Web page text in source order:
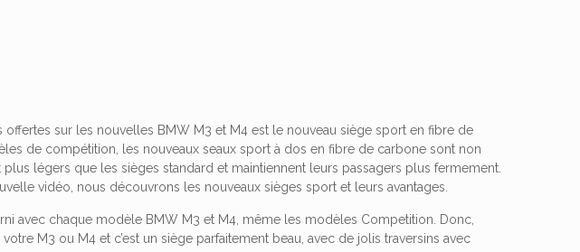
offertes sur les nouvelles BMW M3 et M4 est le nouveau siège sport en fibre de
de compétition, les nouveaux seaux sport à dos en fibre de carbone sont non
légers que les sièges standard et maintiennent leurs passagers plus fermement.
vidéo, nous découvrons les nouveaux sièges sport et leurs avantages.
avec chaque modèle BMW M3 et M4, même les modèles Competition. Donc,
M3 ou M4 et c’est un siège parfaitement beau, avec de jolis traversins avec